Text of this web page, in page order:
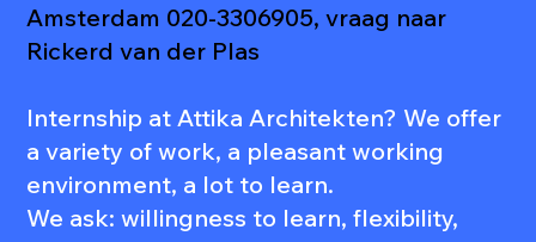
Amsterdam 020-3306905, vraag naar
Rickerd van der Plas
Internship at Attika Architekten? We offer
a variety of work, a pleasant working
environment, a lot to learn.
We ask: willingness to learn, flexibility,